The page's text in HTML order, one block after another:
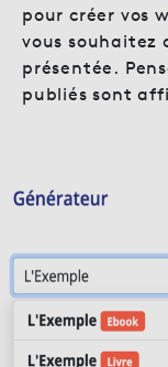
pour créer vos
vous souhaitez
présentée.
publiés sont